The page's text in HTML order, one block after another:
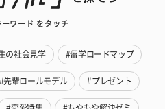
ワード をタッチ
の社会見学 #留学ロードマップ
#先輩ロールモデル #プレゼント